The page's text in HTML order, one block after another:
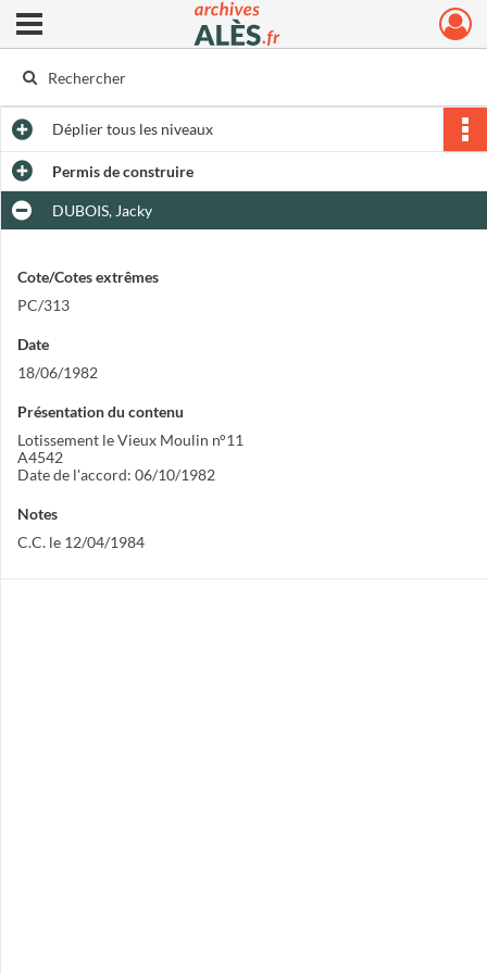
Archives municipales d'Alès
Ouvrir le menu déroulant
Dépliertous les niveaux
Permis de construire
DUBOIS, Jacky
Cote/Cotes extrêmes
PC/313
Date
18/06/1982
Présentation du contenu
Lotissement le Vieux Moulin n°11
A4542
Date de l'accord: 06/10/1982
Notes
C.C. le 12/04/1984